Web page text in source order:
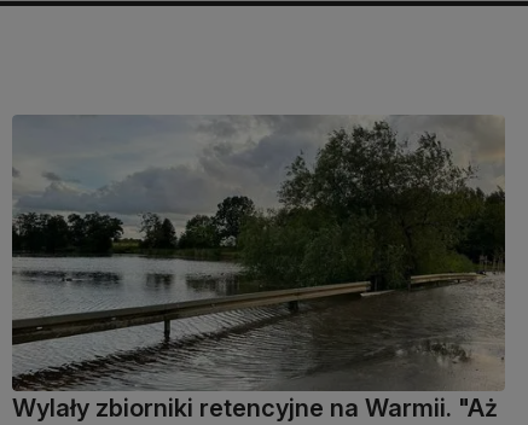
Wylały zbiorniki retencyjne na Warmii. "Aż